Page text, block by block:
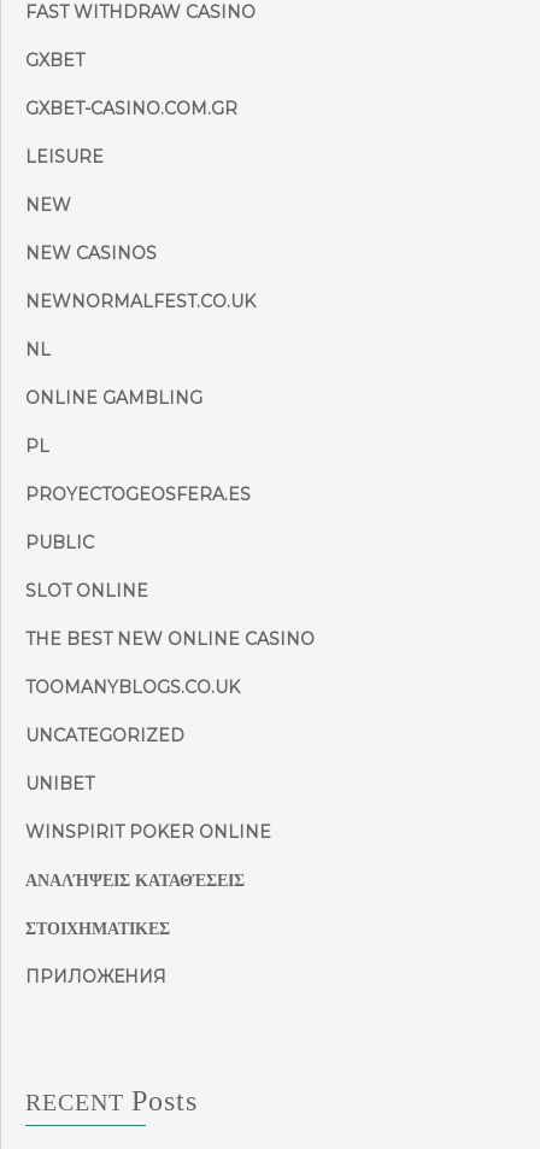
FAST WITHDRAW CASINO
GXBET
GXBET-CASINO.COM.GR
LEISURE
NEW
NEW CASINOS
NEWNORMALFEST.CO.UK
NL
ONLINE GAMBLING
PL
PROYECTOGEOSFERA.ES
PUBLIC
SLOT ONLINE
THE BEST NEW ONLINE CASINO
TOOMANYBLOGS.CO.UK
UNCATEGORIZED
UNIBET
WINSPIRIT POKER ONLINE
ΑΝΑΛΉΨΕΙΣ ΚΑΤΑΘΈΣΕΙΣ
ΣΤΟΙΧΗΜΑΤΙΚΕΣ
ПРИЛОЖЕНИЯ
RECENT Posts